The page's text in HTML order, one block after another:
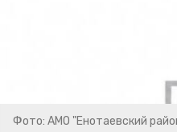
Фото: АМО "Енотаевский